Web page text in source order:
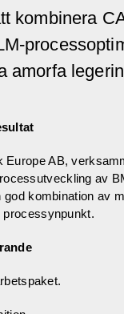
kombinera
amorfa
Europe AB,
av
god kombination av
processynpunkt.